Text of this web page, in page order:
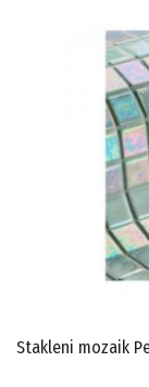
Stakleni mozaik